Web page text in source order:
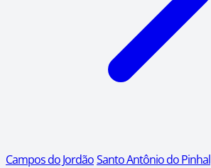
Campos do JordãoSanto Antônio do Pinhal